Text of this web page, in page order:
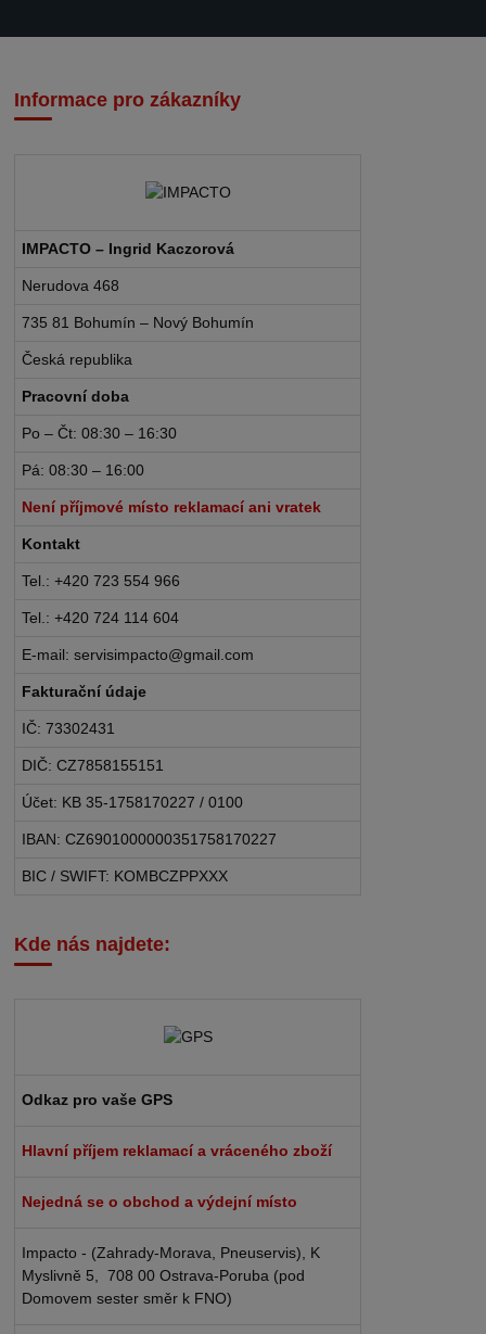
Informace pro zákazníky
IMPACTO – Ingrid Kaczorová
Nerudova 468
735 81 Bohumín – Nový Bohumín
Česká republika
Pracovní doba
Po – Čt: 08:30 – 16:30
Pá: 08:30 – 16:00
Není příjmové místo reklamací ani vratek
Kontakt
Tel.: +420 723 554 966
Tel.: +420 724 114 604
E-mail: servisimpacto@gmail.com
Fakturační údaje
IČ: 73302431
DIČ: CZ7858155151
Účet: KB 35-1758170227 / 0100
IBAN: CZ6901000000351758170227
BIC / SWIFT: KOMBCZPPXXX
Kde nás najdete:
Odkaz pro vaše GPS
Hlavní příjem reklamací a vráceného zboží
Nejedná se o obchod a výdejní místo
Impacto - (Zahrady-Morava, Pneuservis), K
Myslivně 5, 708 00 Ostrava-Poruba (pod
Domovem sester směr k FNO)